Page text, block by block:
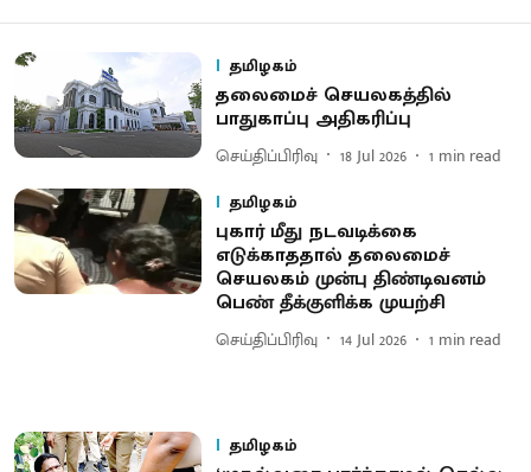
தமிழகம்
தலைமைச் செயலகத்தில்
பாதுகாப்பு அதிகரிப்பு
செய்திப்பிரிவு 18 Jul 2026 1 min read
தமிழகம்
புகார் மீது நடவடிக்கை
எடுக்காததால் தலைமைச்
செயலகம் முன்பு திண்டிவனம்
பெண் தீக்குளிக்க முயற்சி
செய்திப்பிரிவு 14 Jul 2026 1 min read
தமிழகம்